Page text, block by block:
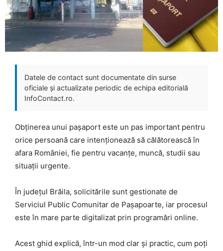
Datele de contact sunt documentate din surse
oficiale și actualizate periodic de echipa editorială
InfoContact.ro.
Obținerea unui pașaport este un pas important pentru
orice persoană care intenționează să călătorească în
afara României, fie pentru vacanțe, muncă, studii sau
situații urgente.
În județul Brăila, solicitările sunt gestionate de
Serviciul Public Comunitar de Pașapoarte, iar procesul
este în mare parte digitalizat prin programări online.
Acest ghid explică, într-un mod clar și practic, cum poți